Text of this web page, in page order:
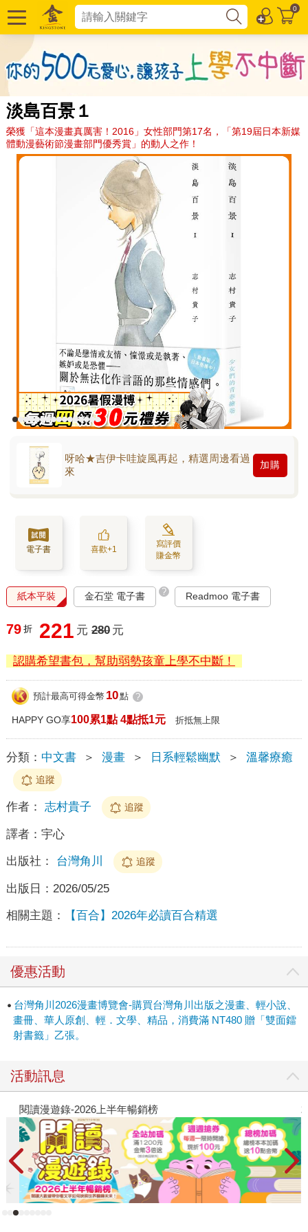
0
淡島百景１
榮獲「這本漫畫真厲害！2016」女性部門第17名，「第19屆日本新媒
體動漫藝術節漫畫部門優秀賞」的動人之作！
呀哈★吉伊卡哇旋風再起，精選周邊看過
來
加購
電子書 喜歡+1
寫評價
賺金幣
紙本平裝 金石堂 電子書 ? Readmoo 電子書
79 折 221 元 280 元
認購希望書包，幫助弱勢孩童上學不中斷！
預計最高可得金幣 10點 ?
HAPPY GO享100累1點 4點抵1元 折抵無上限
分類： 中文書 ＞ 漫畫 ＞ 日系輕鬆幽默 ＞ 溫馨療癒
追蹤
作者： 志村貴子 追蹤
譯者： 宇心
出版社： 台灣角川 追蹤
出版日： 2026/05/25
相關主題： 【百合】2026年必讀百合精選
優惠活動
台灣角川2026漫畫博覽會-購買台灣角川出版之漫畫、輕小說、
畫冊、華人原創、輕．文學、精品，消費滿 NT480 贈「雙面鐳
射書籤」乙張。
活動訊息
閱讀漫遊錄-2026上半年暢銷榜